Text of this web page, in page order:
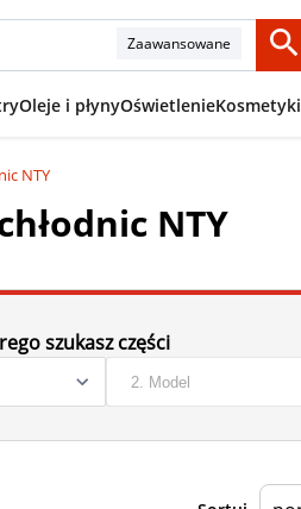
Zaawansowane
Oleje i płynyOświetlenieKosmetyki
NTY
NTY
szukasz części